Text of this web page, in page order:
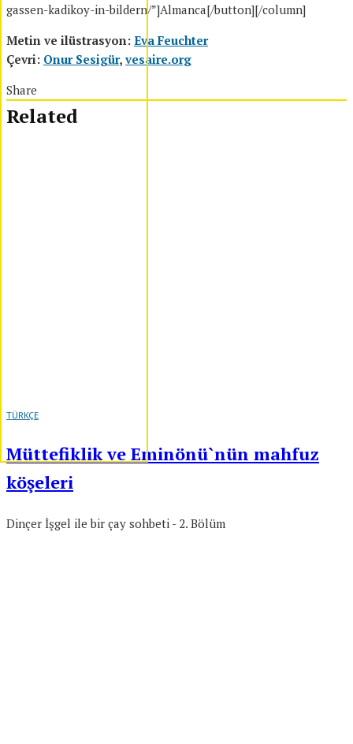
gassen-kadikoy-in-bildern/”]Almanca[/button][/column]
Metin ve ilüstrasyon: Eva Feuchter
Çevri: Onur Sesigür,vesaire.org
Share
Related
TÜRKÇE
Müttefiklik ve Eminönü`nün mahfuz
köşeleri
Dinçer İşgel ile bir çay sohbeti - 2. Bölüm